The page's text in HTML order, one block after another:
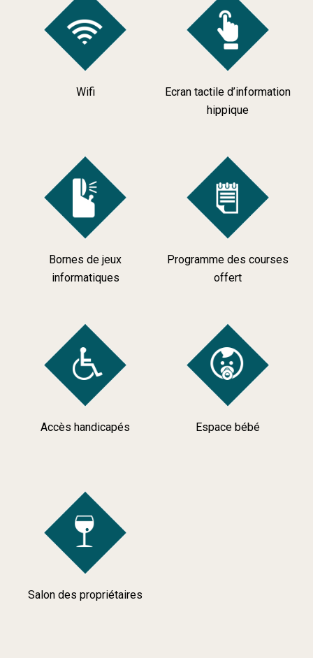
Wifi
Ecran tactile d’information
hippique
Bornes de jeux
informatiques
Programme des courses
offert
Accès handicapés Espace bébé
Salon des propriétaires